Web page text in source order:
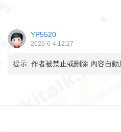
YP5520
2026-6-4 12:27
提示: 作者被禁止或刪除 內容自動